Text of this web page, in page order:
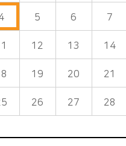
5 6 7
12 13 14
19 20 21
26 27 28